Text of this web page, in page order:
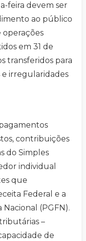
feira devem ser
ao público
operações
em 31 de
transferidos para
irregularidades
contribuições
do Simples
individual
que
Federal e a
(PGFN).
–
de